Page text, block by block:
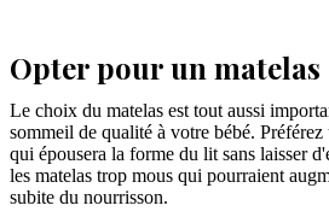
Opter pour un matelas
Le choix du matelas est tout aussi
sommeil de qualité à votre bébé.
qui épousera la forme du lit sans laisser
les matelas trop mous qui pourraient
subite du nourrisson.